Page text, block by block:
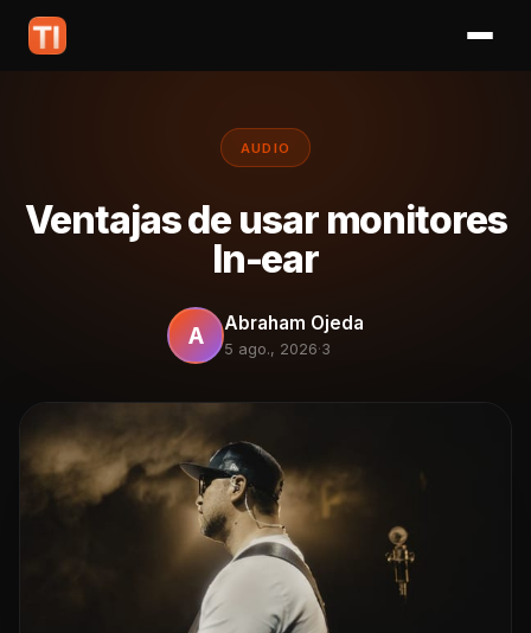
AUDIO
Ventajas de usar monitores
In-ear
A Abraham Ojeda
5 ago., 2026·3